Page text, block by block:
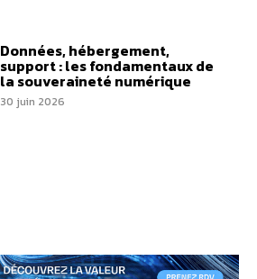
Données, hébergement,
support : les fondamentaux de
la souveraineté numérique
30 juin 2026